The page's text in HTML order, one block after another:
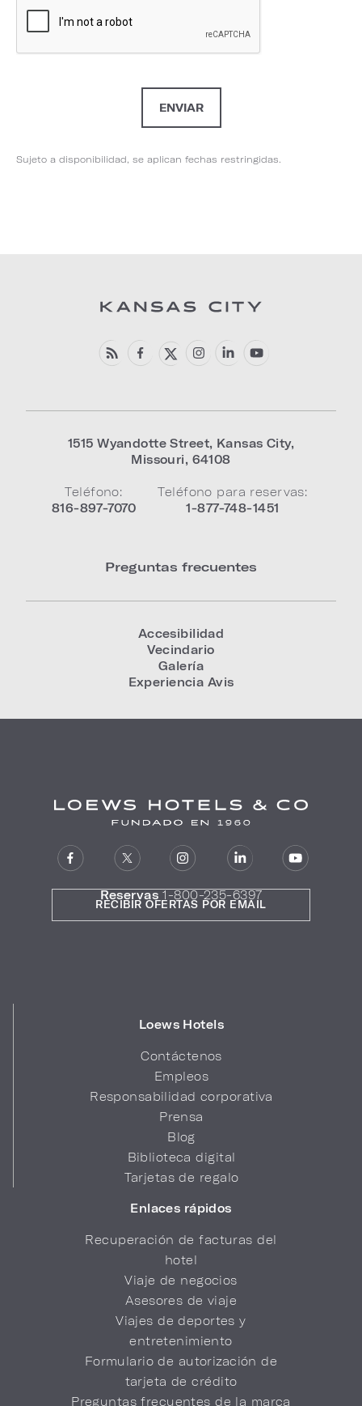
Sujeto a disponibilidad, se aplican fechas restringidas.
1515 Wyandotte Street, Kansas City,
Missouri, 64108
Teléfono:
816-897-7070
Teléfono para reservas:
1-877-748-1451
Preguntas frecuentes
Accesibilidad
Vecindario
Galería
Experiencia Avis
Reservas 1-800-235-6397
Loews Hotels
Contáctenos
Empleos
Responsabilidad corporativa
Prensa
Blog
Biblioteca digital
Tarjetas de regalo
Enlaces rápidos
Recuperación de facturas del
hotel
Viaje de negocios
Asesores de viaje
Viajes de deportes y
entretenimiento
Formulario de autorización de
tarjeta de crédito
Preguntas frecuentes de la marca
RECIBIR OFERTAS POR EMAIL